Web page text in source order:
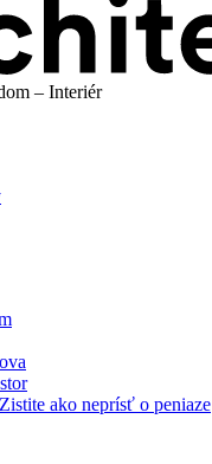
– Interiér
Zistite ako neprísť o peniaze